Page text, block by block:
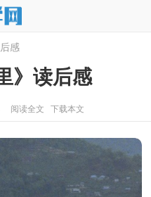
感
》读后感
阅读全文 下载本文